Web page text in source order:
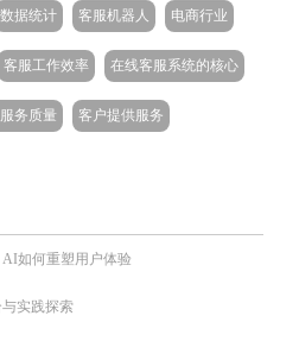
数据统计 客服机器人 电商行业
客服工作效率 在线客服系统的核心
务质量 客户提供服务
如何重塑用户体验
实践探索